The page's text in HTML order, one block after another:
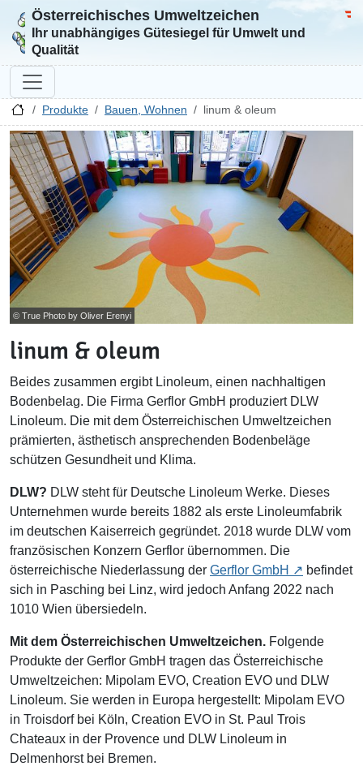
Zur Startseite
Österreichisches Umweltzeichen
Ihr unabhängiges Gütesiegel für Umwelt und
Qualität
Produkte Bauen, Wohnen linum & oleum
© True Photo by Oliver Erenyi
linum & oleum
Beides zusammen ergibt Linoleum, einen nachhaltigen
Bodenbelag. Die Firma Gerflor GmbH produziert DLW
Linoleum. Die mit dem Österreichischen Umweltzeichen
prämierten, ästhetisch ansprechenden Bodenbeläge
schützen Gesundheit und Klima.
DLW? DLW steht für Deutsche Linoleum Werke. Dieses
Unternehmen wurde bereits 1882 als erste Linoleumfabrik
im deutschen Kaiserreich gegründet. 2018 wurde DLW vom
französischen Konzern Gerflor übernommen. Die
österreichische Niederlassung der Gerflor GmbH
befindet
sich in Pasching bei Linz, wird jedoch Anfang 2022 nach
1010 Wien übersiedeln.
Mit dem Österreichischen Umweltzeichen. Folgende
Produkte der Gerflor GmbH tragen das Österreichische
Umweltzeichen: Mipolam EVO, Creation EVO und DLW
Linoleum. Sie werden in Europa hergestellt: Mipolam EVO
in Troisdorf bei Köln, Creation EVO in St. Paul Trois
Chateaux in der Provence und DLW Linoleum in
Delmenhorst bei Bremen.